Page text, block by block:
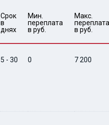
Срок
в
днях
Мин.
переплата
в руб.
Макс.
переплата
в руб.
5 - 30 0 7 200